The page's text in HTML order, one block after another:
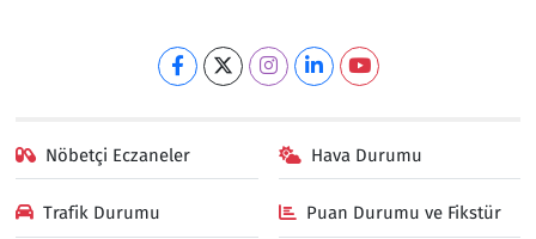
Nöbetçi Eczaneler Hava Durumu
Trafik Durumu Puan Durumu ve Fikstür